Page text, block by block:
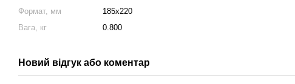
Формат, мм
185x220
Вага, кг
0.800
Новий відгук або коментар